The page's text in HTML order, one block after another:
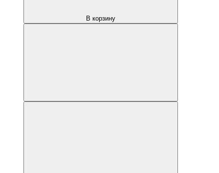
В корзину